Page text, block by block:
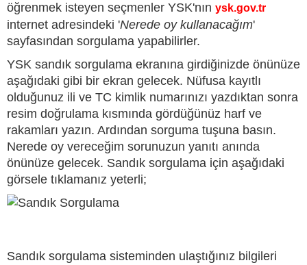
öğrenmek isteyen seçmenler YSK'nın ysk.gov.tr
internet adresindeki 'Nerede oy kullanacağım'
sayfasından sorgulama yapabilirler.
YSK sandık sorgulama ekranına girdiğinizde önünüze
aşağıdaki gibi bir ekran gelecek. Nüfusa kayıtlı
olduğunuz ili ve TC kimlik numarınızı yazdıktan sonra
resim doğrulama kısmında gördüğünüz harf ve
rakamları yazın. Ardından sorguma tuşuna basın.
Nerede oy vereceğim sorunuzun yanıtı anında
önünüze gelecek. Sandık sorgulama için aşağıdaki
görsele tıklamanız yeterli;
Sandık sorgulama sisteminden ulaştığınız bilgileri